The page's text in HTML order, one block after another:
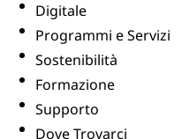
Digitale
Programmi e Servizi
Sostenibilità
Formazione
Supporto
Dove Trovarci